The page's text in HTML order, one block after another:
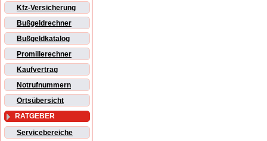
Kfz-Versicherung
Bußgeldrechner
Bußgeldkatalog
Promillerechner
Kaufvertrag
Notrufnummern
Ortsübersicht
RATGEBER
Servicebereiche